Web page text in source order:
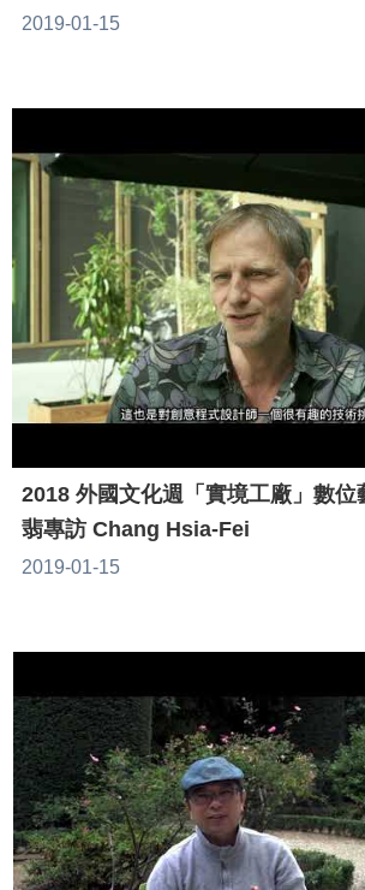
2019-01-15
2018 外國文化週「實境工廠」數位
翡專訪 Chang Hsia-Fei
2019-01-15